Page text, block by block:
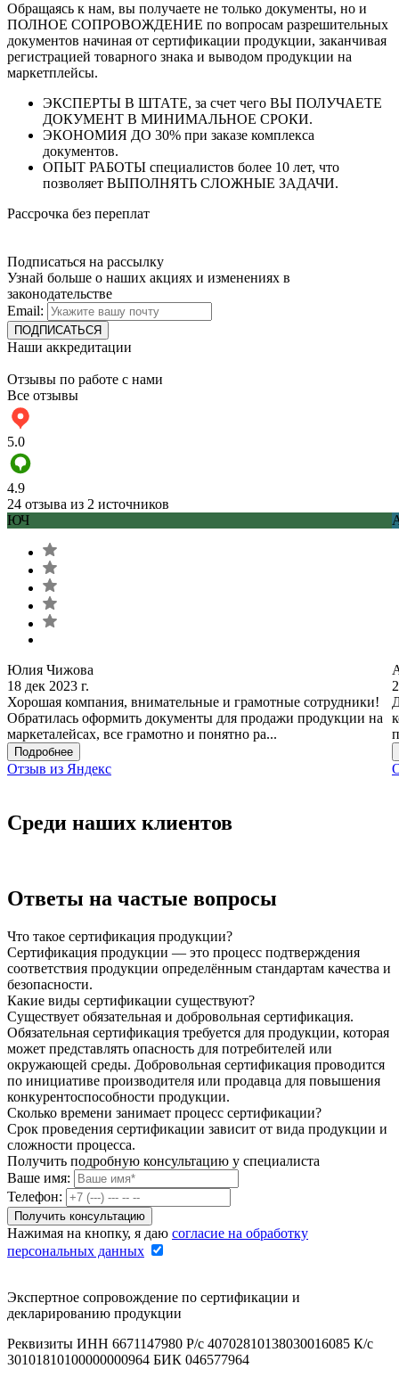
Обращаясь к нам, вы получаете не только документы, но и
ПОЛНОЕ СОПРОВОЖДЕНИЕ по вопросам разрешительных
документов начиная от сертификации продукции, заканчивая
регистрацией товарного знака и выводом продукции на
маркетплейсы.
ЭКСПЕРТЫ В ШТАТЕ, за счет чего ВЫ ПОЛУЧАЕТЕ
ДОКУМЕНТ В МИНИМАЛЬНОЕ СРОКИ.
ЭКОНОМИЯ ДО 30% при заказе комплекса
документов.
ОПЫТ РАБОТЫ специалистов более 10 лет, что
позволяет ВЫПОЛНЯТЬ СЛОЖНЫЕ ЗАДАЧИ.
Рассрочка без переплат
Подписаться на рассылку
Узнай больше о наших акциях и изменениях в
законодательстве
Email:
Наши аккредитации
Отзывы по работе с нами
Все отзывы
5.0
4.9
24 отзыва из 2 источников
ЮЧ
Юлия Чижова
18 дек 2023 г.
Хорошая компания, внимательные и грамотные сотрудники!
Обратилась оформить документы для продажи продукции на
маркеталейсах, все грамотно и понятно ра...
Подробнее
Отзыв из Яндекс
Среди наших клиентов
Ответы на частые вопросы
Что такое сертификация продукции?
Сертификация продукции — это процесс подтверждения
соответствия продукции определённым стандартам качества и
безопасности.
Какие виды сертификации существуют?
Существует обязательная и добровольная сертификация.
Обязательная сертификация требуется для продукции, которая
может представлять опасность для потребителей или
окружающей среды. Добровольная сертификация проводится
по инициативе производителя или продавца для повышения
конкурентоспособности продукции.
Сколько времени занимает процесс сертификации?
Срок проведения сертификации зависит от вида продукции и
сложности процесса.
Получить подробную консультацию у специалиста
Ваше имя:
Телефон:
Нажимая на кнопку, я даю согласие на обработку
персональных данных
Экспертное сопровождение по сертификации и
декларированию продукции
Реквизиты ИНН 6671147980 Р/с 40702810138030016085 К/с
30101810100000000964 БИК 046577964